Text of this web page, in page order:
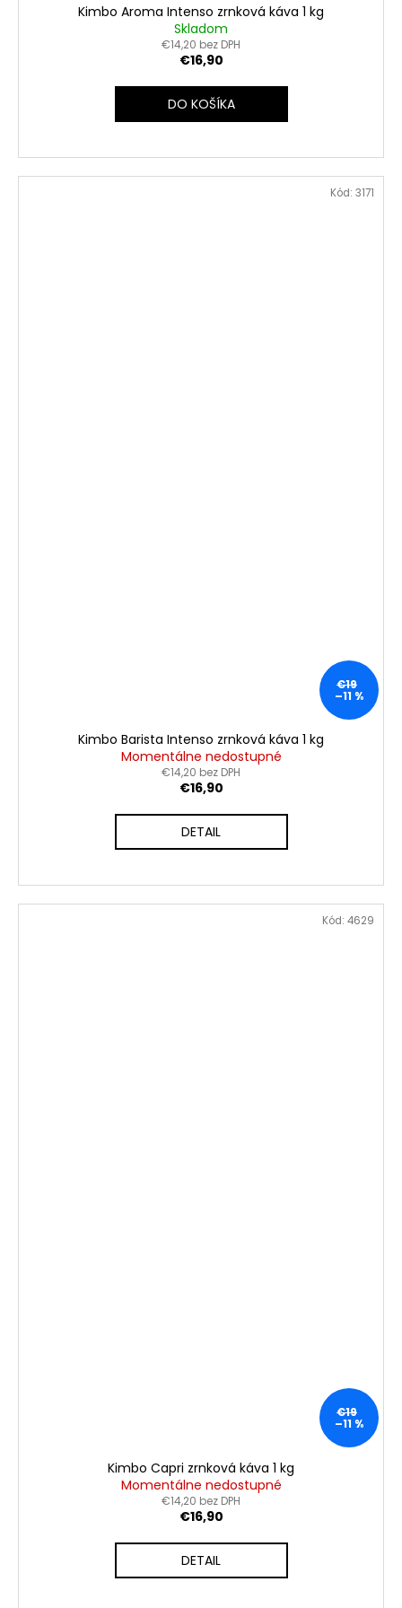
Kimbo Aroma Intenso zrnková káva 1 kg
Skladom
€14,20 bez DPH
€16,90
DO KOŠÍKA
€19
–11 %
Kimbo Barista Intenso zrnková káva 1 kg
Momentálne nedostupné
€14,20 bez DPH
€16,90
DETAIL
Kód: 3171
€19
–11 %
Kimbo Capri zrnková káva 1 kg
Momentálne nedostupné
€14,20 bez DPH
€16,90
DETAIL
Kód: 4629